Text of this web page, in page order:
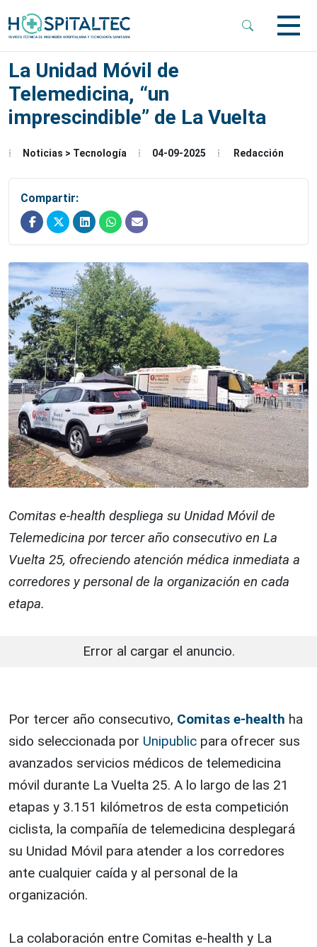
Menu
Menu
La Unidad Móvil de
Telemedicina, “un
imprescindible” de La Vuelta
Noticias > Tecnología 04-09-2025 Redacción
Compartir:
Comitas e-health despliega su Unidad Móvil de
Telemedicina por tercer año consecutivo en La
Vuelta 25, ofreciendo atención médica inmediata a
corredores y personal de la organización en cada
etapa.
Error al cargar el anuncio.
Por tercer año consecutivo, Comitas e-health ha
sido seleccionada por Unipublic para ofrecer sus
avanzados servicios médicos de telemedicina
móvil durante La Vuelta 25. A lo largo de las 21
etapas y 3.151 kilómetros de esta competición
ciclista, la compañía de telemedicina desplegará
su Unidad Móvil para atender a los corredores
ante cualquier caída y al personal de la
organización.
La colaboración entre Comitas e-health y La